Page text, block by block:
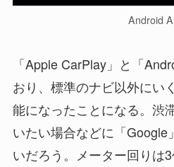
Android
「Apple CarPlay」と「
おり、標準のナビ以外にい
能になったことになる。渋
いたい場合などに「Google
いだろう。メーター回りは